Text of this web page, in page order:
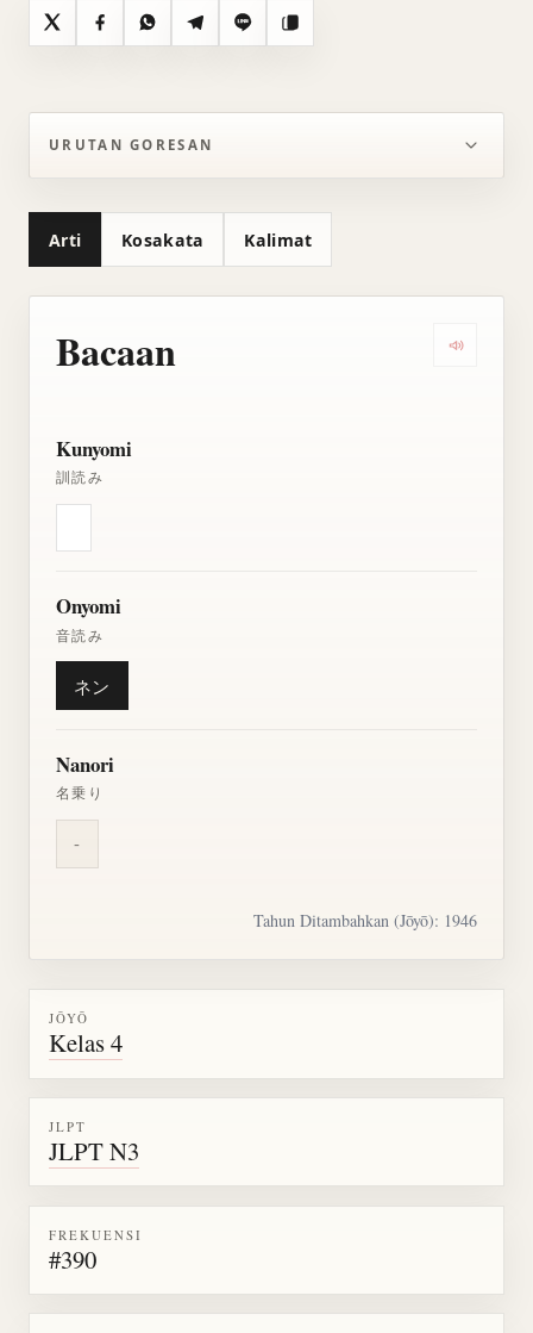
X FacebookWhatsAppTelegramLine Salin
URUTAN GORESAN
Arti Kosakata Kalimat
Bacaan
Kunyomi
訓読み
Onyomi
音読み
ネン
Nanori
名乗り
-
Tahun Ditambahkan (Jōyō): 1946
JŌYŌ
Kelas 4
JLPT
JLPT N3
FREKUENSI
#390